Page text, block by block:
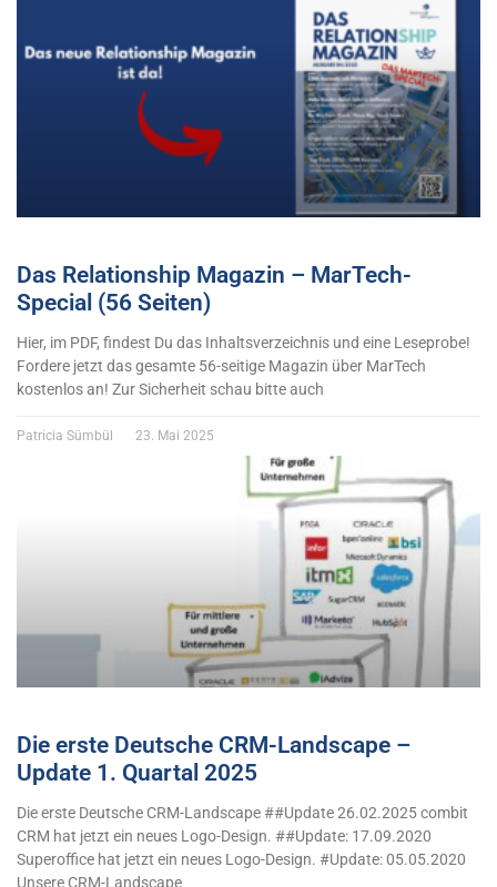
Das Relationship Magazin – MarTech-
Special (56 Seiten)
Hier, im PDF, findest Du das Inhaltsverzeichnis und eine Leseprobe!
Fordere jetzt das gesamte 56-seitige Magazin über MarTech
kostenlos an! Zur Sicherheit schau bitte auch
Patricia Sümbül 23. Mai 2025
Die erste Deutsche CRM-Landscape –
Update 1. Quartal 2025
Die erste Deutsche CRM-Landscape ##Update 26.02.2025 combit
CRM hat jetzt ein neues Logo-Design. ##Update: 17.09.2020
Superoffice hat jetzt ein neues Logo-Design. #Update: 05.05.2020
Unsere CRM-Landscape